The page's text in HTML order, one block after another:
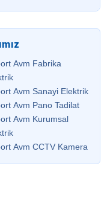
Avm Fabrika
Avm Sanayi Elektrik
Avm Pano Tadilat
Avm Kurumsal
Avm CCTV Kamera